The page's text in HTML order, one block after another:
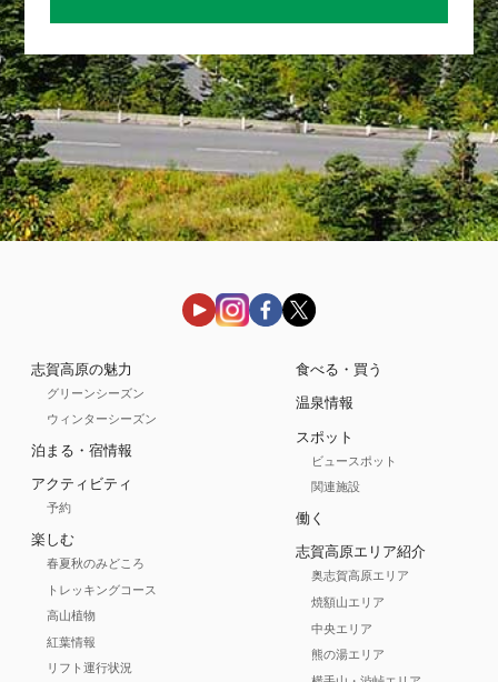
志賀高原の魅力
グリーンシーズン
ウィンターシーズン
泊まる・宿情報
アクティビティ
予約
楽しむ
春夏秋のみどころ
トレッキングコース
高山植物
紅葉情報
リフト運行状況
食べる・買う
温泉情報
スポット
ビュースポット
関連施設
働く
志賀高原エリア紹介
奥志賀高原エリア
焼額山エリア
中央エリア
熊の湯エリア